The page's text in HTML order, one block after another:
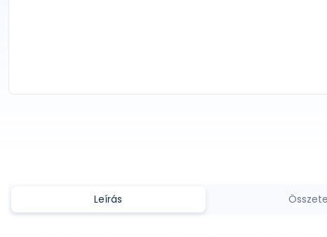
Leírás